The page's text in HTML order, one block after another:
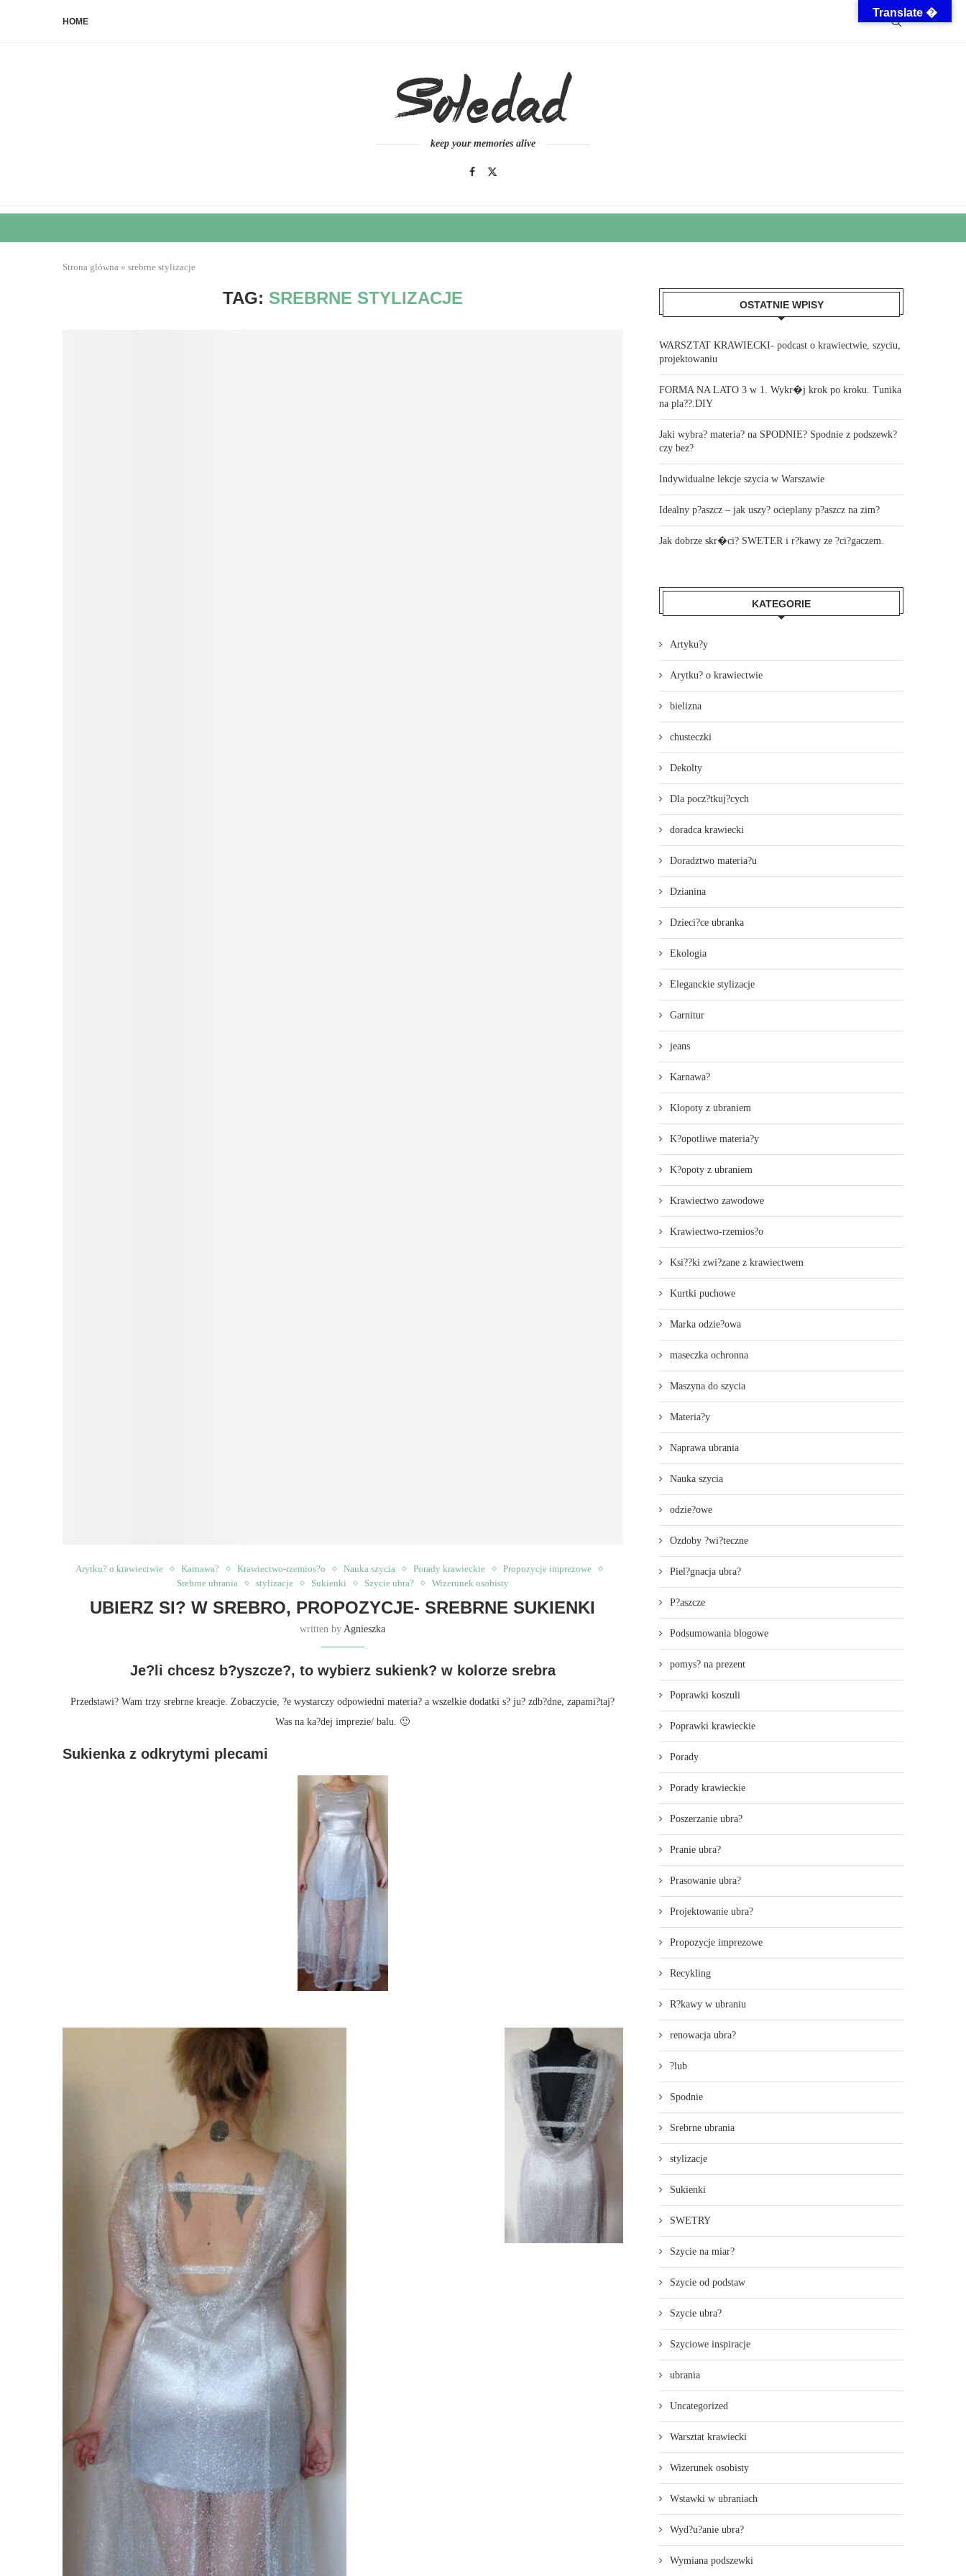
HOME
keep your memories alive
Strona główna » srebrne stylizacje
TAG: SREBRNE STYLIZACJE
Arytku? o krawiectwie Karnawa? Krawiectwo-rzemios?o Nauka szycia Porady krawieckie
Propozycje imprezowe
Srebrne ubrania
stylizacje Sukienki Szycie ubra? Wizerunek osobisty
UBIERZ SI? W SREBRO, PROPOZYCJE- SREBRNE SUKIENKI
written byAgnieszka
Je?li chcesz b?yszcze?, to wybierz sukienk? w kolorze srebra
Przedstawi? Wam trzy srebrne kreacje. Zobaczycie, ?e wystarczy odpowiedni materia? a wszelkie dodatki s? ju? zdb?dne, zapami?taj?
Was na ka?dej imprezie/ balu. 🙂
Sukienka z odkrytymi plecami
OSTATNIE WPISY
WARSZTAT KRAWIECKI- podcast o krawiectwie, szyciu,
projektowaniu
FORMA NA LATO 3 w 1. Wykr�j krok po kroku. Tunika
na pla??.DIY
Jaki wybra? materia? na SPODNIE? Spodnie z podszewk?
czy bez?
Indywidualne lekcje szycia w Warszawie
Idealny p?aszcz – jak uszy? ocieplany p?aszcz na zim?
Jak dobrze skr�ci? SWETER i r?kawy ze ?ci?gaczem.
KATEGORIE
Artyku?y
Arytku? o krawiectwie
bielizna
chusteczki
Dekolty
Dla pocz?tkuj?cych
doradca krawiecki
Doradztwo materia?u
Dzianina
Dzieci?ce ubranka
Ekologia
Eleganckie stylizacje
Garnitur
jeans
Karnawa?
Klopoty z ubraniem
K?opotliwe materia?y
K?opoty z ubraniem
Krawiectwo zawodowe
Krawiectwo-rzemios?o
Ksi??ki zwi?zane z krawiectwem
Kurtki puchowe
Marka odzie?owa
maseczka ochronna
Maszyna do szycia
Materia?y
Naprawa ubrania
Nauka szycia
odzie?owe
Ozdoby ?wi?teczne
Piel?gnacja ubra?
P?aszcze
Podsumowania blogowe
pomys? na prezent
Poprawki koszuli
Poprawki krawieckie
Porady
Porady krawieckie
Poszerzanie ubra?
Pranie ubra?
Prasowanie ubra?
Projektowanie ubra?
Propozycje imprezowe
Recykling
R?kawy w ubraniu
renowacja ubra?
?lub
Spodnie
Srebrne ubrania
stylizacje
Sukienki
SWETRY
Szycie na miar?
Szycie od podstaw
Szycie ubra?
Szyciowe inspiracje
ubrania
Uncategorized
Warsztat krawiecki
Wizerunek osobisty
Wstawki w ubraniach
Wyd?u?anie ubra?
Wymiana podszewki
Translate �